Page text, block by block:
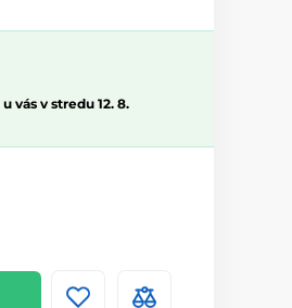
u vás v stredu 12. 8.